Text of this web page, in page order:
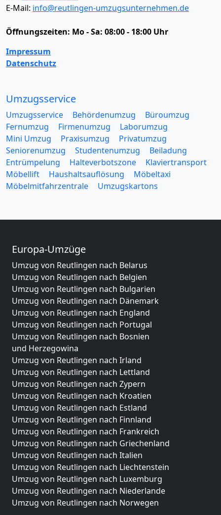
E-Mail: info@reutlingen-umzugsunternehmen.de
Öffnungszeiten: Mo - Sa: 08:00 - 18:00 Uhr
Impressum
Datenschutz
Umzugsservice
Umzugsservice Behördenumzug
Büroumzug
Fernumzug
Firmenumzug
Laborumzug
Mini Umzug
Praxisumzug
Privatumzug
Seniorenumzug
Studentenumzug
Beiladung
Entrümpelung
Halteverbotszone
Klaviertransport
Möbellift
Haushaltsauflösung
Möbeltaxi
Möbelmitfahrzentrale
Umzugskartons
Europa-Umzüge
Umzug von Reutlingen nach Belarus
Umzug von Reutlingen nach Belgien
Umzug von Reutlingen nach Bulgarien
Umzug von Reutlingen nach Dänemark
Umzug von Reutlingen nach England
Umzug von Reutlingen nach Portugal
Umzug von Reutlingen nach Bosnien
und Herzegowina
Umzug von Reutlingen nach Irland
Umzug von Reutlingen nach Lettland
Umzug von Reutlingen nach Zypern
Umzug von Reutlingen nach Kroatien
Umzug von Reutlingen nach Estland
Umzug von Reutlingen nach Finnland
Umzug von Reutlingen nach Frankreich
Umzug von Reutlingen nach Griechenland
Umzug von Reutlingen nach Italien
Umzug von Reutlingen nach Liechtenstein
Umzug von Reutlingen nach Luxemburg
Umzug von Reutlingen nach Niederlande
Umzug von Reutlingen nach Norwegen